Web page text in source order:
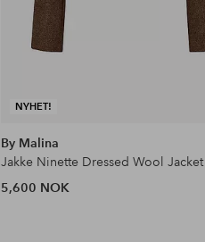
NYHET!
By Malina
Jakke Ninette Dressed Wool Jacket
5,600 NOK